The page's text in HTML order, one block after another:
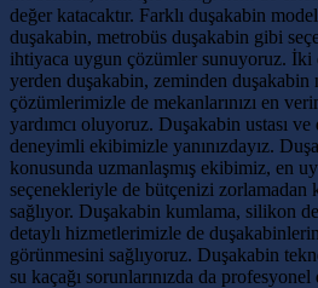
değer katacaktır. Farklı duşakabin
duşakabin, metrobüs duşakabin gibi
ihtiyaca uygun çözümler sunuyoruz. İki
yerden duşakabin, zeminden duşakabin
çözümlerimizle de mekanlarınızı en
yardımcı oluyoruz. Duşakabin ustası ve
deneyimli ekibimizle yanınızdayız.
konusunda uzmanlaşmış ekibimiz, en
seçenekleriyle de bütçenizi zorlamadan
sağlıyor. Duşakabin kumlama, silikon
detaylı hizmetlerimizle de
görünmesini sağlıyoruz. Duşakabin
su kaçağı sorunlarınızda da